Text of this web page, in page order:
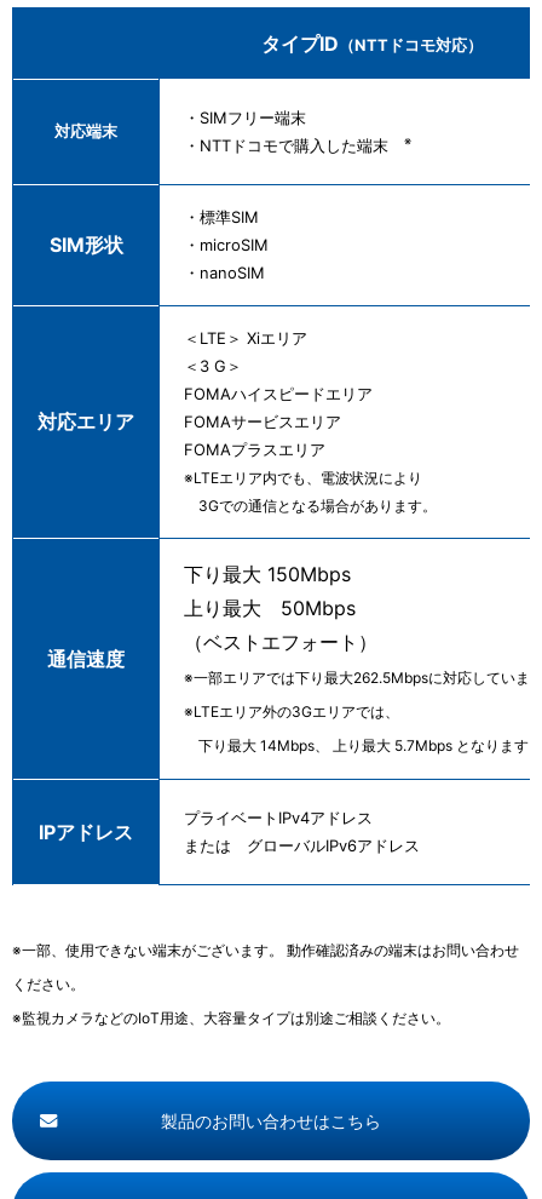
タイプID （NTTドコモ対応）
対応端末
・SIMフリー端末
・NTTドコモで購入した端末
※
SIM形状
・標準SIM
・microSIM
・nanoSIM
対応エリア
＜LTE＞ Xiエリア
＜3 G＞
FOMAハイスピードエリア
FOMAサービスエリア
FOMAプラスエリア
※LTEエリア内でも、電波状況により
3Gでの通信となる場合があります。
通信速度
下り最大 150Mbps
上り最大 50Mbps
（ベストエフォート）
※一部エリアでは下り最大262.5Mbpsに対応していま
※LTEエリア外の3Gエリアでは、
下り最大 14Mbps、 上り最大 5.7Mbps となります。
IPアドレス
プライベートIPv4アドレス
または グローバルIPv6アドレス
※一部、使用できない端末がございます。 動作確認済みの端末はお問い合わせ
ください。
※監視カメラなどのIoT用途、大容量タイプは別途ご相談ください。
製品のお問い合わせはこちら